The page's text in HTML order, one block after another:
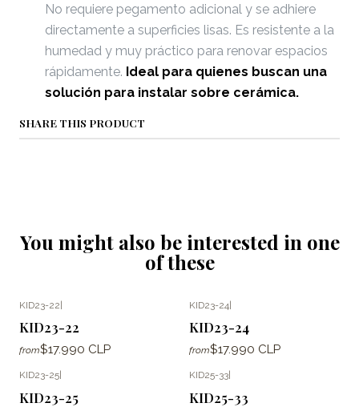
No requiere pegamento adicional y se adhiere
directamente a superficies lisas. Es resistente a la
humedad y muy práctico para renovar espacios
rápidamente. Ideal para quienes buscan una
solución para instalar sobre cerámica.
SHARE THIS PRODUCT
You might also be interested in one
of these
KID23-22
KID23-22
from$17.990 CLP
KID23-24
KID23-24
from$17.990 CLP
KID23-25
KID23-25
KID25-33
KID25-33